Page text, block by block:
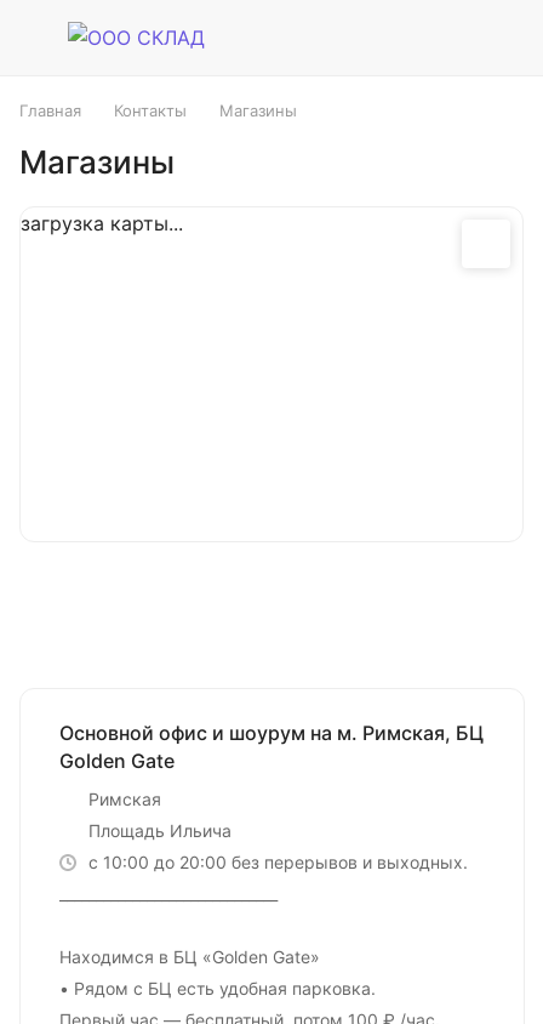
Главная Контакты Магазины
Магазины
загрузка карты...
Основной офис и шоурум на м. Римская, БЦ
Golden Gate
Римская
Площадь Ильича
с 10:00 до 20:00 без перерывов и выходных.
Находимся в БЦ «Golden Gate»
• Рядом с БЦ есть удобная парковка.
Первый час — бесплатный, потом 100 ₽ /час.